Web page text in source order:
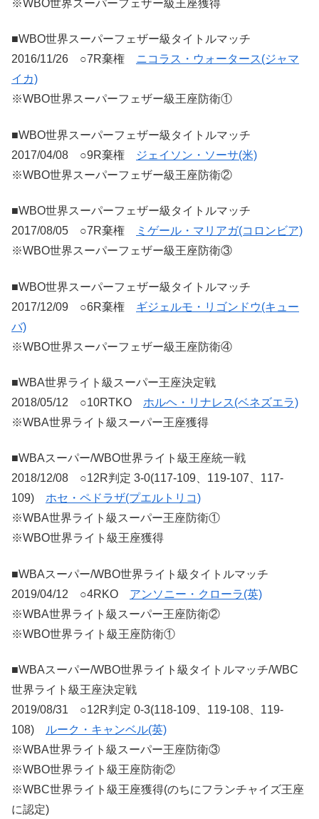
※WBO世界スーパーフェザー級王座獲得
■WBO世界スーパーフェザー級タイトルマッチ
2016/11/26 ○7R棄権 ニコラス・ウォータース(ジャマ
イカ)
※WBO世界スーパーフェザー級王座防衛①
■WBO世界スーパーフェザー級タイトルマッチ
2017/04/08 ○9R棄権
ジェイソン・ソーサ(米)
※WBO世界スーパーフェザー級王座防衛②
■WBO世界スーパーフェザー級タイトルマッチ
2017/08/05 ○7R棄権
ミゲール・マリアガ(コロンビア)
※WBO世界スーパーフェザー級王座防衛③
■WBO世界スーパーフェザー級タイトルマッチ
2017/12/09 ○6R棄権 ギジェルモ・リゴンドウ(キュー
バ)
※WBO世界スーパーフェザー級王座防衛④
■WBA世界ライト級スーパー王座決定戦
2018/05/12 ○10RTKO ホルヘ・リナレス(ベネズエラ)
※WBA世界ライト級スーパー王座獲得
■WBAスーパー/WBO世界ライト級王座統一戦
2018/12/08 ○12R判定 3-0(117-109、119-107、117-
109) ホセ・ペドラザ(プエルトリコ)
※WBA世界ライト級スーパー王座防衛①
※WBO世界ライト級王座獲得
■WBAスーパー/WBO世界ライト級タイトルマッチ
2019/04/12 ○4RKO アンソニー・クローラ(英)
※WBA世界ライト級スーパー王座防衛②
※WBO世界ライト級王座防衛①
■WBAスーパー/WBO世界ライト級タイトルマッチ/WBC
世界ライト級王座決定戦
2019/08/31 ○12R判定 0-3(118-109、119-108、119-
108)
ルーク・キャンベル(英)
※WBA世界ライト級スーパー王座防衛③
※WBO世界ライト級王座防衛②
※WBC世界ライト級王座獲得(のちにフランチャイズ王座
に認定)